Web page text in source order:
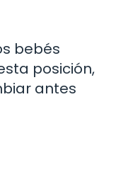
bebés
posición,
antes